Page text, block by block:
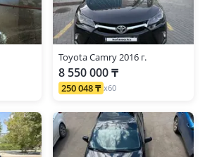
Toyota Camry 2016 г.
8 550 000 ₸
250 048 ₸ x60